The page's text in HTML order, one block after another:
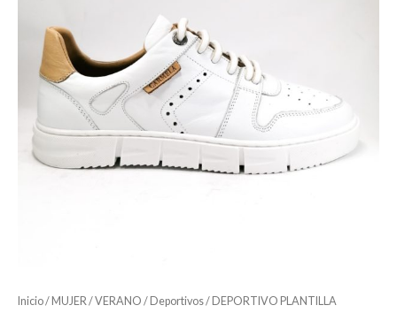
Inicio/ MUJER /VERANO / Deportivos/ DEPORTIVO PLANTILLA